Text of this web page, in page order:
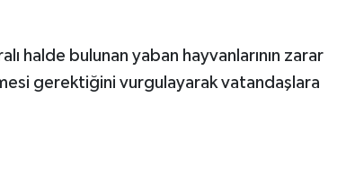
halde bulunan yaban hayvanlarının zarar
gerektiğini vurgulayarak vatandaşlara